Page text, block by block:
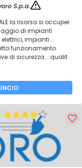
S.p.a.
la risorsa si occuper
di impianti
impianti...
funzionamento
di sicurezza... qualit